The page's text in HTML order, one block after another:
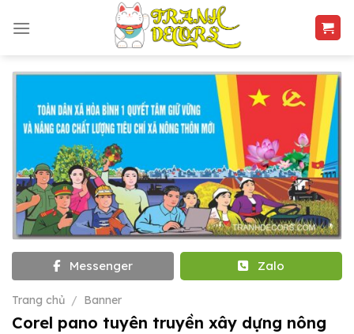
Messenger Zalo
Trang chủ / Banner
Corel pano tuyên truyền xây dựng nông